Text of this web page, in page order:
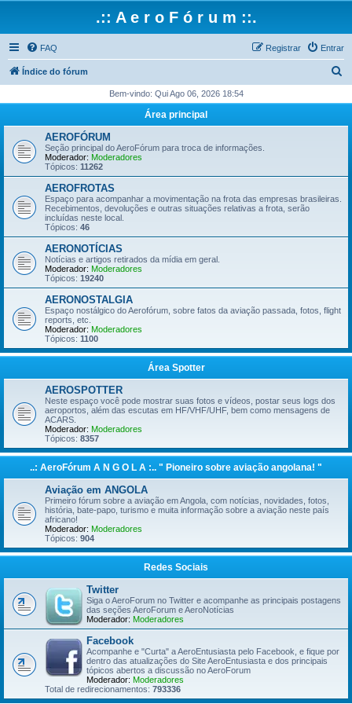
.:: A e r o F ó r u m ::.
FAQ Entrar
Registrar
Índice do fórum
q
Bem-vindo: Qui Ago 06, 2026 18:54
Área principal
AEROFÓRUM
Seção principal do AeroFórum para troca de informações.
Moderador: Moderadores
Tópicos: 11262
AEROFROTAS
Espaço para acompanhar a movimentação na frota das empresas brasileiras.
Recebimentos, devoluções e outras situações relativas a frota, serão
incluídas neste local.
Tópicos: 46
AERONOTÍCIAS
Notícias e artigos retirados da mídia em geral.
Moderador: Moderadores
Tópicos: 19240
AERONOSTALGIA
Espaço nostálgico do Aerofórum, sobre fatos da aviação passada, fotos, flight
reports, etc.
Moderador: Moderadores
Tópicos: 1100
Área Spotter
AEROSPOTTER
Neste espaço você pode mostrar suas fotos e vídeos, postar seus logs dos
aeroportos, além das escutas em HF/VHF/UHF, bem como mensagens de
ACARS.
Moderador: Moderadores
Tópicos: 8357
..: AeroFórum A N G O L A :.. " Pioneiro sobre aviação angolana! "
Aviação em ANGOLA
Primeiro fórum sobre a aviação em Angola, com notícias, novidades, fotos,
história, bate-papo, turismo e muita informação sobre a aviação neste país
africano!
Moderador: Moderadores
Tópicos: 904
Redes Sociais
Twitter
Siga o AeroForum no Twitter e acompanhe as principais postagens
das seções AeroForum e AeroNotícias
Moderador: Moderadores
Facebook
Acompanhe e "Curta" a AeroEntusiasta pelo Facebook, e fique por
dentro das atualizações do Site AeroEntusiasta e dos principais
tópicos abertos a discussão no AeroForum
Moderador: Moderadores
Total de redirecionamentos: 793336